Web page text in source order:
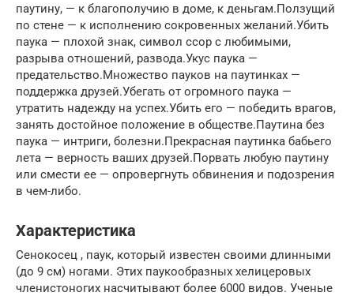
паутину, — к благополучию в доме, к деньгам.Ползущий
по стене — к исполнению сокровенных желаний.Убить
паука — плохой знак, символ ссор с любимыми,
разрыва отношений, развода.Укус паука —
предательство.Множество пауков на паутинках —
поддержка друзей.Убегать от огромного паука —
утратить надежду на успех.Убить его — победить врагов,
занять достойное положение в обществе.Паутина без
паука — интриги, болезни.Прекрасная паутинка бабьего
лета — верность ваших друзей.Порвать любую паутину
или смести ее — опровергнуть обвинения и подозрения
в чем-либо.
Характеристика
Сенокосец , паук, который известен своими длинными
(до 9 см) ногами. Этих паукообразных хелицеровых
членистоногих насчитывают более 6000 видов. Ученые